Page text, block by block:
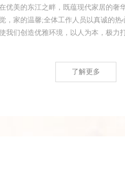
优美的东江之畔，既蕴现代家居的奢
，家的温馨;全体工作人员以真诚的热
我们创造优雅环境，以人为本，极力
了解更多